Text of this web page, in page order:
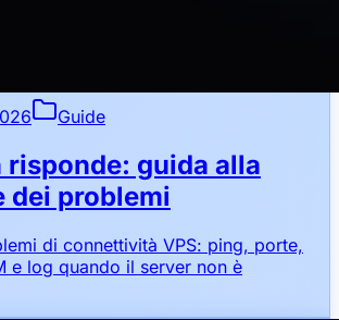
Guide
risponde: guida alla
dei problemi
di connettività VPS: ping, porte,
e log quando il server non è